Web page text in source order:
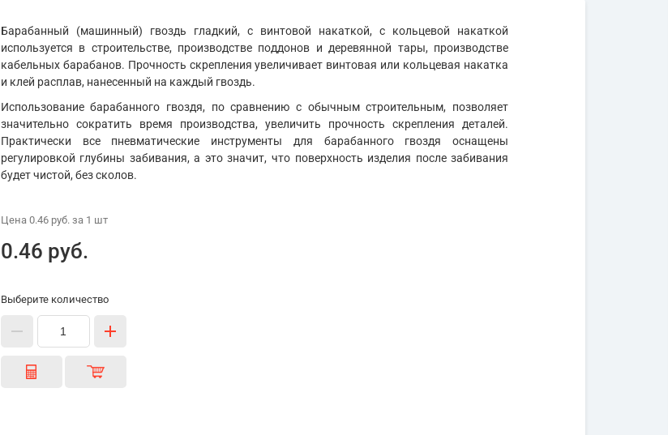
Барабанный (машинный) гвоздь гладкий, с винтовой накаткой, с кольцевой накаткой
используется в строительстве, производстве поддонов и деревянной тары, производстве
кабельных барабанов. Прочность скрепления увеличивает винтовая или кольцевая накатка
и клей расплав, нанесенный на каждый гвоздь.
Использование барабанного гвоздя, по сравнению с обычным строительным, позволяет
значительно сократить время производства, увеличить прочность скрепления деталей.
Практически все пневматические инструменты для барабанного гвоздя оснащены
регулировкой глубины забивания, а это значит, что поверхность изделия после забивания
будет чистой, без сколов.
Цена 0.46 руб.за 1 шт
0.46 руб.
Выберите количество